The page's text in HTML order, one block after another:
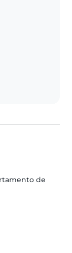
de